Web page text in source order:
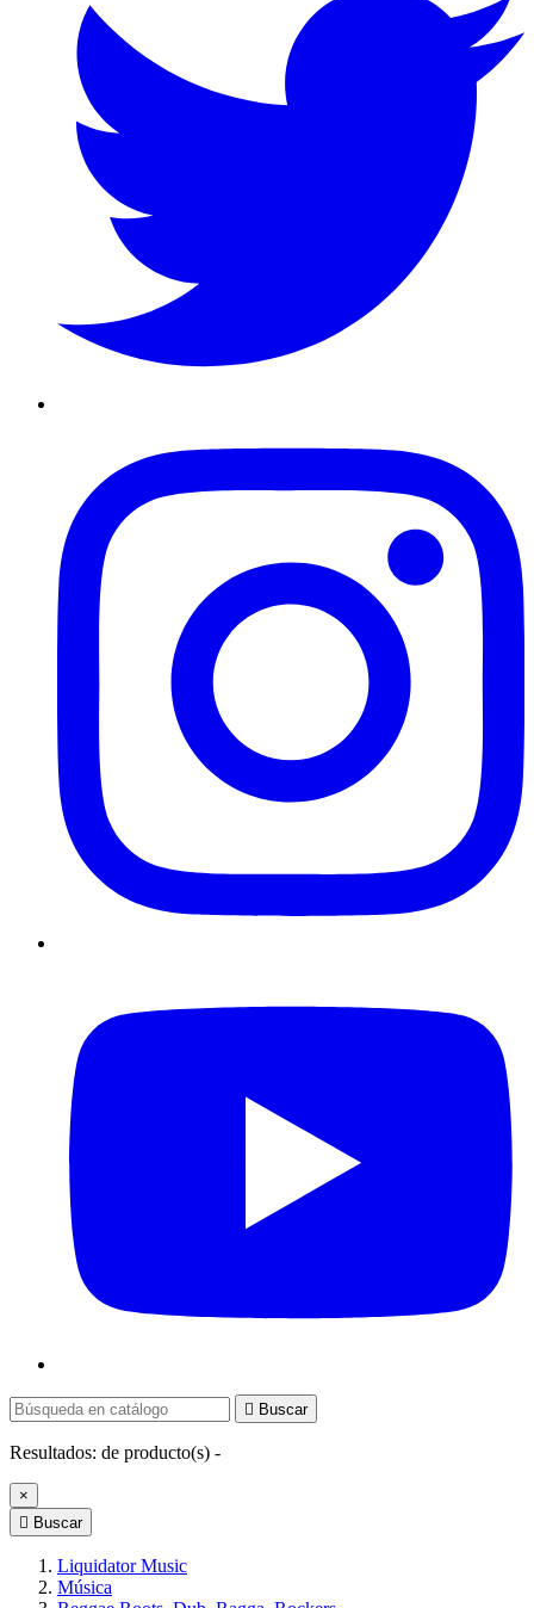
 Buscar
Resultados: de producto(s) -
×
 Buscar
Liquidator Music
Música